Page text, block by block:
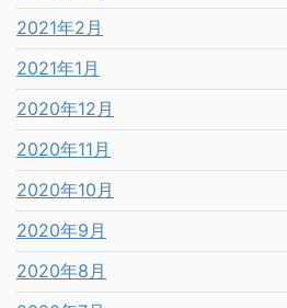
2021年2月
2021年1月
2020年12月
2020年11月
2020年10月
2020年9月
2020年8月